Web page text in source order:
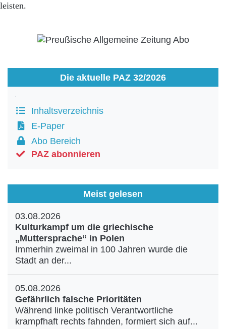
leisten.
Die aktuelle PAZ 32/2026
Inhaltsverzeichnis
E-Paper
Abo Bereich
PAZ abonnieren
Meist gelesen
03.08.2026
Kulturkampf um die griechische
„Muttersprache“ in Polen
Immerhin zweimal in 100 Jahren wurde die
Stadt an der...
05.08.2026
Gefährlich falsche Prioritäten
Während linke politisch Verantwortliche
krampfhaft rechts fahnden, formiert sich auf...